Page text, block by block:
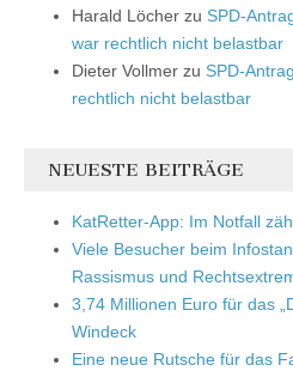
Harald Löcher zu SPD-
war rechtlich nicht belastbar
Dieter Vollmer zu SPD-
rechtlich nicht belastbar
NEUESTE BEITRÄGE
KatRetter-App: Im Notfall
Viele Besucher beim
Rassismus und
3,74 Millionen Euro für das
Windeck
Eine neue Rutsche für das